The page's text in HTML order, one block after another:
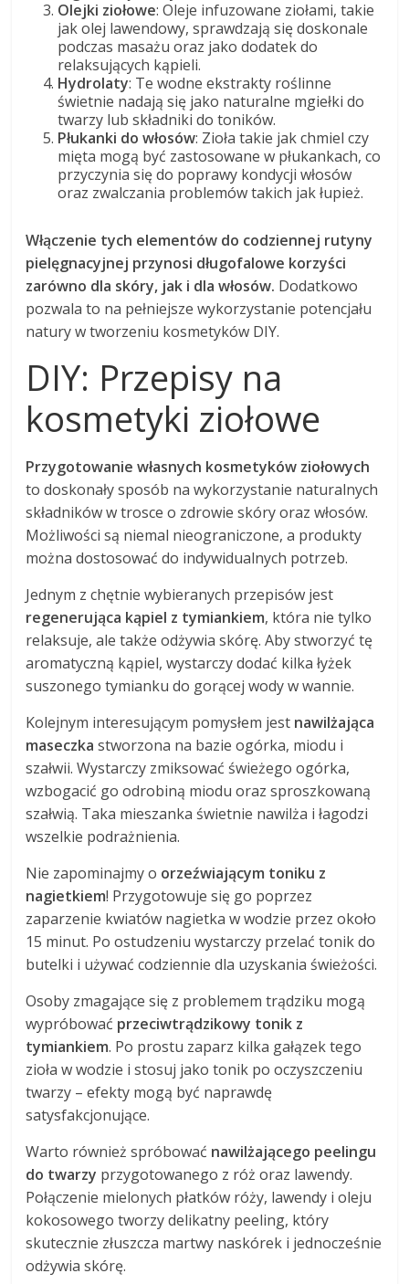
Olejki ziołowe: Oleje infuzowane ziołami, takie
jak olej lawendowy, sprawdzają się doskonale
podczas masażu oraz jako dodatek do
relaksujących kąpieli.
Hydrolaty: Te wodne ekstrakty roślinne
świetnie nadają się jako naturalne mgiełki do
twarzy lub składniki do toników.
Płukanki do włosów: Zioła takie jak chmiel czy
mięta mogą być zastosowane w płukankach, co
przyczynia się do poprawy kondycji włosów
oraz zwalczania problemów takich jak łupież.
Włączenie tych elementów do codziennej rutyny
pielęgnacyjnej przynosi długofalowe korzyści
zarówno dla skóry, jak i dla włosów. Dodatkowo
pozwala to na pełniejsze wykorzystanie potencjału
natury w tworzeniu kosmetyków DIY.
DIY: Przepisy na
kosmetyki ziołowe
Przygotowanie własnych kosmetyków ziołowych
to doskonały sposób na wykorzystanie naturalnych
składników w trosce o zdrowie skóry oraz włosów.
Możliwości są niemal nieograniczone, a produkty
można dostosować do indywidualnych potrzeb.
Jednym z chętnie wybieranych przepisów jest
regenerująca kąpiel z tymiankiem, która nie tylko
relaksuje, ale także odżywia skórę. Aby stworzyć tę
aromatyczną kąpiel, wystarczy dodać kilka łyżek
suszonego tymianku do gorącej wody w wannie.
Kolejnym interesującym pomysłem jest nawilżająca
maseczka stworzona na bazie ogórka, miodu i
szałwii. Wystarczy zmiksować świeżego ogórka,
wzbogacić go odrobiną miodu oraz sproszkowaną
szałwią. Taka mieszanka świetnie nawilża i łagodzi
wszelkie podrażnienia.
Nie zapominajmy o orzeźwiającym toniku z
nagietkiem! Przygotowuje się go poprzez
zaparzenie kwiatów nagietka w wodzie przez około
15 minut. Po ostudzeniu wystarczy przelać tonik do
butelki i używać codziennie dla uzyskania świeżości.
Osoby zmagające się z problemem trądziku mogą
wypróbować przeciwtrądzikowy tonik z
tymiankiem. Po prostu zaparz kilka gałązek tego
zioła w wodzie i stosuj jako tonik po oczyszczeniu
twarzy – efekty mogą być naprawdę
satysfakcjonujące.
Warto również spróbować nawilżającego peelingu
do twarzy przygotowanego z róż oraz lawendy.
Połączenie mielonych płatków róży, lawendy i oleju
kokosowego tworzy delikatny peeling, który
skutecznie złuszcza martwy naskórek i jednocześnie
odżywia skórę.